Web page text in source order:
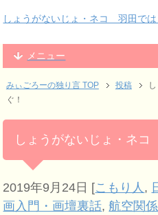
しょうがないじょ・ネコ 羽田では
メニュー
みぃごろーの独り言 TOP 投稿
ぐ！
しょうがないじょ・ネ
2019年9月24日 [こもり人 ,
画入門・画壇裏話,航空関係